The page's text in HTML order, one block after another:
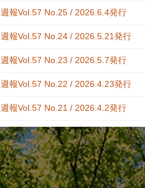
週報Vol.57 No.25 / 2026.6.4発行
週報Vol.57 No.24 / 2026.5.21発行
週報Vol.57 No.23 / 2026.5.7発行
週報Vol.57 No.22 / 2026.4.23発行
週報Vol.57 No.21 / 2026.4.2発行